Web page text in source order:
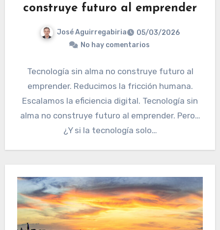
construye futuro al emprender
José Aguirregabiria
05/03/2026
No hay comentarios
Tecnología sin alma no construye futuro al
emprender. Reducimos la fricción humana.
Escalamos la eficiencia digital. Tecnología sin
alma no construye futuro al emprender. Pero…
¿Y si la tecnología solo…